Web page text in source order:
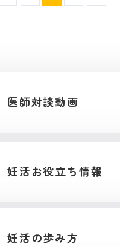
医師対談動画
妊活お役立ち情報
妊活の歩み方